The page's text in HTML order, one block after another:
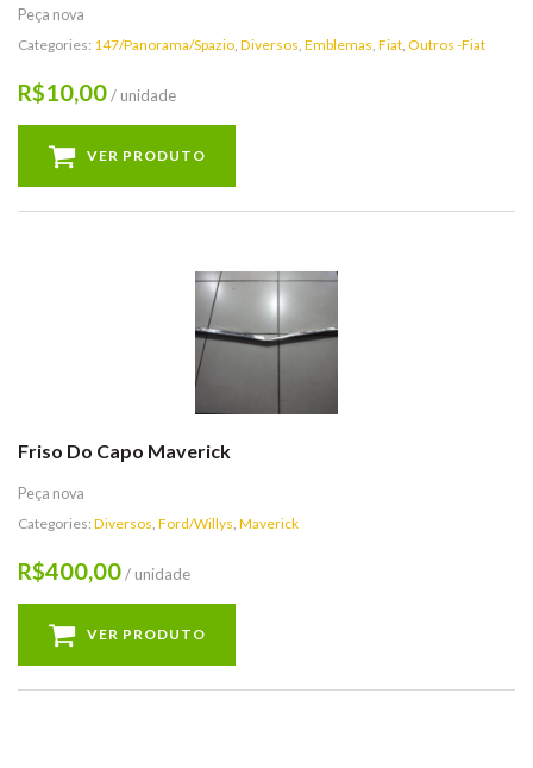
Peça nova
Categories: 147/Panorama/Spazio Diversos Emblemas Fiat Outros -Fiat
R$10,00/ unidade
VER PRODUTO
Friso Do Capo Maverick
Peça nova
Categories: Diversos Ford/Willys Maverick
R$400,00/ unidade
VER PRODUTO